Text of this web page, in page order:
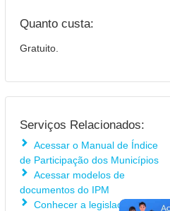
Quanto custa:
Gratuito.
Serviços Relacionados:
Acessar o Manual de Índice
de Participação dos Municípios
Acessar modelos de
documentos do IPM
Conhecer a legislação relativa